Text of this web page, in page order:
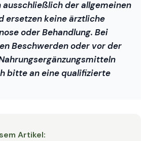
der allgemeinen
ersetzen keine ärztliche
oder Behandlung. Bei
Beschwerden oder vor der
bitte an eine qualifizierte
Artikel:
Fruchtbarkeit
Leistung